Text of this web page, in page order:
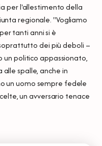
per l'allestimento della
regionale. "Vogliamo
tanti anni si è
dei più deboli –
un politico appassionato,
spalle, anche in
un uomo sempre fedele
un avversario tenace